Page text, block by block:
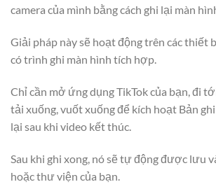
camera của mình bằng cách ghi lại màn
Giải pháp này sẽ hoạt động trên các thiết
có trình ghi màn hình tích hợp.
Chỉ cần mở ứng dụng TikTok của bạn, đi
tải xuống, vuốt xuống để kích hoạt Bản
lại sau khi video kết thúc.
Sau khi ghi xong, nó sẽ tự động được lưu
hoặc thư viện của bạn.